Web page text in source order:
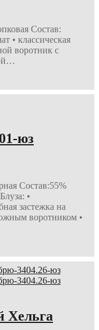
Состав:
• классическая
воротник с
юз
Состав:55%
•
застежка на
воротником •
Хельга